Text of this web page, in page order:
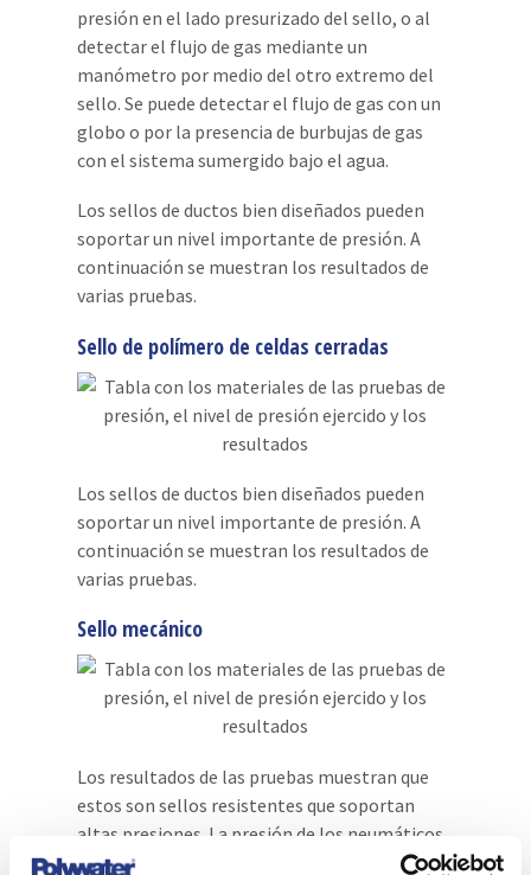
presión en el lado presurizado del sello, o al
detectar el flujo de gas mediante un
manómetro por medio del otro extremo del
sello. Se puede detectar el flujo de gas con un
globo o por la presencia de burbujas de gas
con el sistema sumergido bajo el agua.
Los sellos de ductos bien diseñados pueden
soportar un nivel importante de presión. A
continuación se muestran los resultados de
varias pruebas.
Sello de polímero de celdas cerradas
Los sellos de ductos bien diseñados pueden
soportar un nivel importante de presión. A
continuación se muestran los resultados de
varias pruebas.
Sello mecánico
Los resultados de las pruebas muestran que
estos son sellos resistentes que soportan
altas presiones. La presión de los neumáticos
de los automóviles suele ser de 32 a 35 psi y